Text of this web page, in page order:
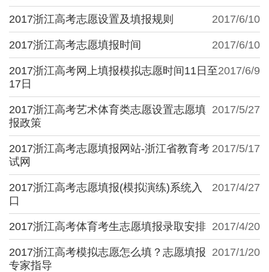
2017/6/10
2017浙江高考志愿设置及填报规则
2017/6/10
2017浙江高考志愿填报时间
2017/6/9
2017浙江高考网上填报模拟志愿时间11日至
17日
2017/5/27
2017浙江高考艺术体育类志愿设置志愿填
报政策
2017/5/17
2017浙江高考志愿填报网站-浙江省教育考
试网
2017/4/27
2017浙江高考志愿填报(模拟演练)系统入
口
2017/4/20
2017浙江高考体育考生志愿填报录取安排
2017/1/20
2017浙江高考模拟志愿怎么填？志愿填报
专家指导